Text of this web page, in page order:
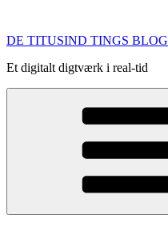
indhold
DE TITUSIND TINGS BLOG
Et digitalt digtværk i real-tid